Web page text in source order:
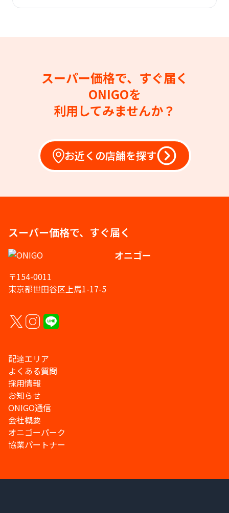
スーパー価格で、すぐ届く
ONIGOを
利用してみませんか？
お近くの店舗を探す
スーパー価格で、すぐ届く
オニゴー
〒154-0011
東京都世田谷区上馬1-17-5
配達エリア
よくある質問
採用情報
お知らせ
ONIGO通信
会社概要
オニゴーパーク
協業パートナー